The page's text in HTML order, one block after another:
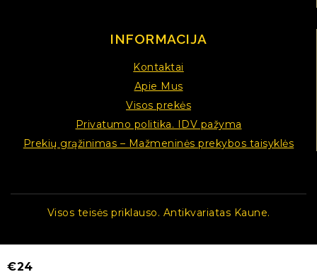
INFORMACIJA
Kontaktai
Apie Mus
Visos prekės
Privatumo politika. IDV pažyma
Prekių grąžinimas – Mažmeninės prekybos taisyklės
Visos teisės priklauso. Antikvariatas Kaune.
€24